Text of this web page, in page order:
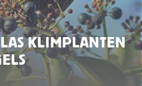
KLIMPLANTEN